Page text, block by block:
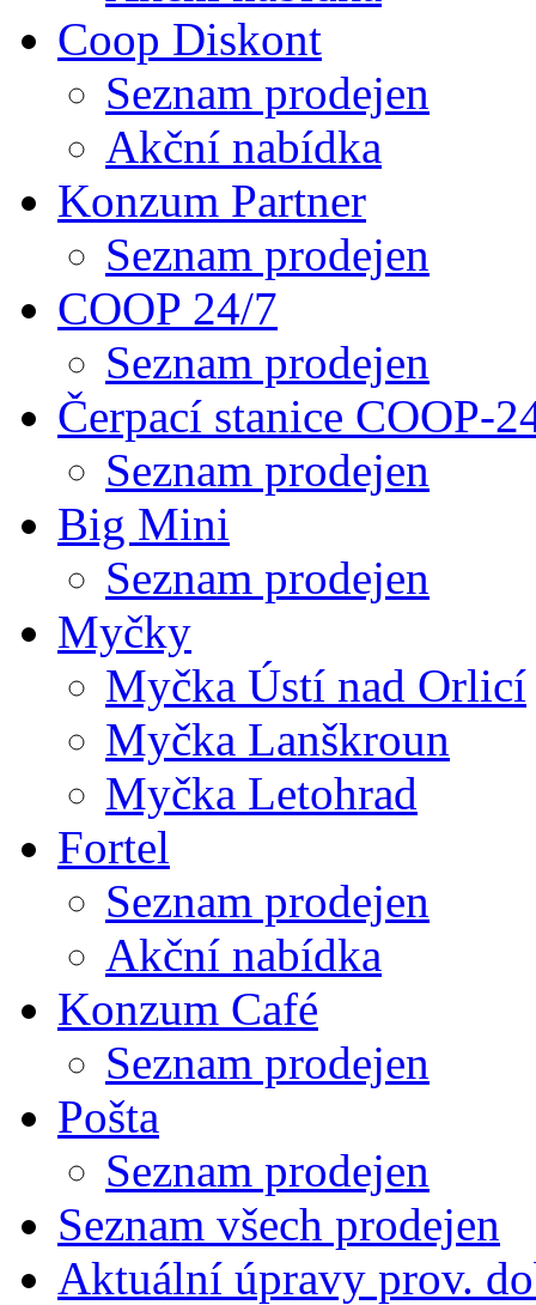
Coop Diskont
Seznam prodejen
Akční nabídka
Konzum Partner
Seznam prodejen
COOP 24/7
Seznam prodejen
Čerpací stanice COOP-
Seznam prodejen
Big Mini
Seznam prodejen
Myčky
Myčka Ústí nad Orlicí
Myčka Lanškroun
Myčka Letohrad
Fortel
Seznam prodejen
Akční nabídka
Konzum Café
Seznam prodejen
Pošta
Seznam prodejen
Seznam všech prodejen
Aktuální úpravy prov.